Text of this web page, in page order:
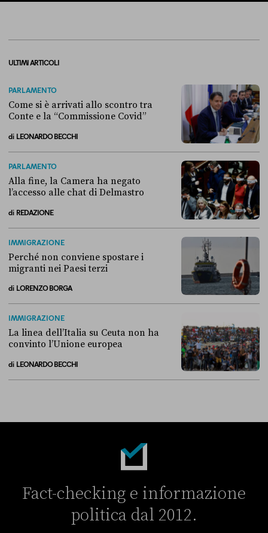
ULTIMI ARTICOLI
PARLAMENTO
Come si è arrivati allo scontro tra
Conte e la “Commissione Covid”
di LEONARDO BECCHI
PARLAMENTO
Alla fine, la Camera ha negato
l’accesso alle chat di Delmastro
di REDAZIONE
IMMIGRAZIONE
Perché non conviene spostare i
migranti nei Paesi terzi
di LORENZO BORGA
IMMIGRAZIONE
La linea dell’Italia su Ceuta non ha
convinto l’Unione europea
di LEONARDO BECCHI
Fact-checking e informazione
politica dal 2012.